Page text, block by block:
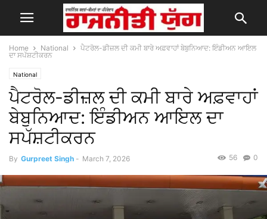
Home National
ਪੈਟਰੋਲ-ਡੀਜ਼ਲ ਦੀ ਕਮੀ ਬਾਰੇ ਅਫ਼ਵਾਹਾਂ ਬੇਬੁਨਿਆਦ: ਇੰਡੀਅਨ ਆਇਲ
ਦਾ ਸਪੱਸ਼ਟੀਕਰਨ
National
ਪੈਟਰੋਲ-ਡੀਜ਼ਲ ਦੀ ਕਮੀ ਬਾਰੇ ਅਫ਼ਵਾਹਾਂ
ਬੇਬੁਨਿਆਦ: ਇੰਡੀਅਨ ਆਇਲ ਦਾ
ਸਪੱਸ਼ਟੀਕਰਨ
By Gurpreet Singh - March 7, 2026 0
56